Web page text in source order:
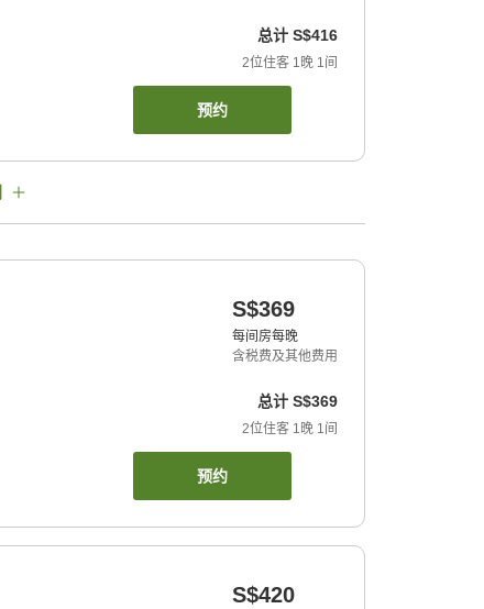
总计 S$416
2位住客 1晚 1间
预约
S$369
每间房每晚
含税费及其他费用
总计 S$369
2位住客 1晚 1间
预约
S$420